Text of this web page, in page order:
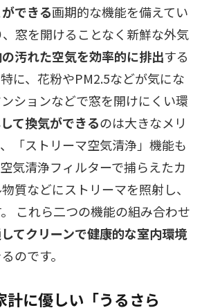
できる画期的な機能を備えてい
、窓を開けることなく新鮮な外気
汚れた空気を効率的に排出する
に、花粉やPM2.5などが気にな
ションなどで窓を開けにくい環
て換気ができるのは大きなメリ
「ストリーマ空気清浄」機能も
気清浄フィルターで捕らえたカ
質などにストリーマを照射し、
。 これら二つの機能の組み合わせ
てクリーンで健康的な室内環境
のです。
計に優しい「うるさら